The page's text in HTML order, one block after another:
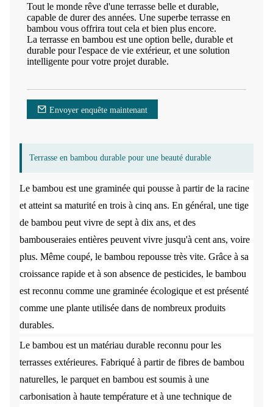
Tout le monde rêve d'une terrasse belle et durable,
capable de durer des années. Une superbe terrasse en
bambou vous offrira tout cela et bien plus encore.
La terrasse en bambou est une option belle, durable et
durable pour l'espace de vie extérieur, et une solution
intelligente pour votre projet durable.
Envoyer enquête maintenant
Terrasse en bambou durable pour une beauté durable
Le bambou est une graminée qui pousse à partir de la racine
et atteint sa maturité en trois à cinq ans. En général, une tige
de bambou peut vivre de sept à dix ans, et des
bambouseraies entières peuvent vivre jusqu'à cent ans, voire
plus. Même coupé, le bambou repousse très vite. Grâce à sa
croissance rapide et à son absence de pesticides, le bambou
est reconnu comme une graminée écologique et est présenté
comme une plante utilisée dans de nombreux produits
durables.
Le bambou est un matériau durable reconnu pour les
terrasses extérieures. Fabriqué à partir de fibres de bambou
naturelles, le parquet en bambou est soumis à une
carbonisation à haute température et à une technique de